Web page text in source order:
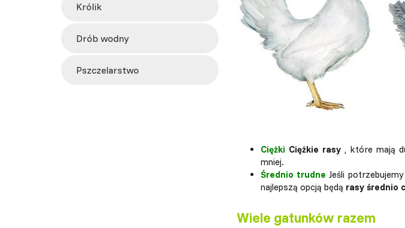
królik
drób wodny
pszczelarstwo
Ciężki Ciężkie rasy , które mają
mniej.
Średnio trudne Jeśli
najlepszą opcją będą rasy średnio
Wiele gatunków razem